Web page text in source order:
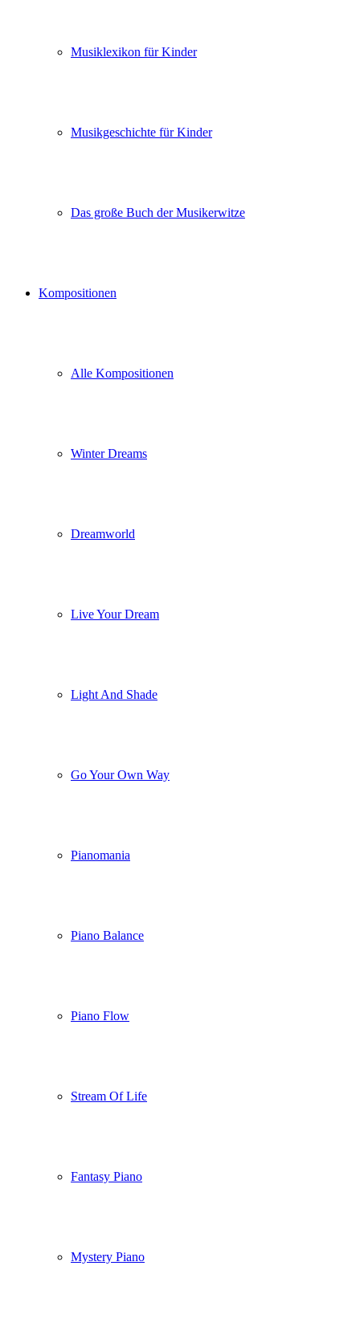
Musiklexikon für Kinder
Musikgeschichte für Kinder
Das große Buch der Musikerwitze
Kompositionen
Alle Kompositionen
Winter Dreams
Dreamworld
Live Your Dream
Light And Shade
Go Your Own Way
Pianomania
Piano Balance
Piano Flow
Stream Of Life
Fantasy Piano
Mystery Piano